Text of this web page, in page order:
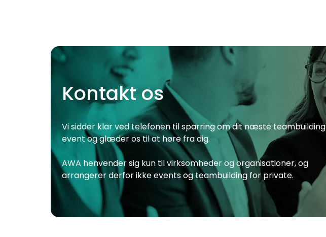
Kontakt os
Vi sidder klar ved telefonen til sparring om dit næste teambuilding
event og glæder os til at høre fra dig.
AWA henvender sig kun til virksomheder og organisationer, og
arrangerer derfor ikke events og teambuilding for private.